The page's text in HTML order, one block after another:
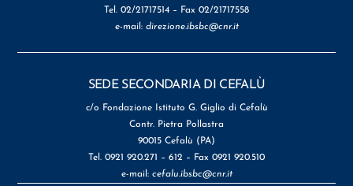
Tel. 02/21717514 – Fax 02/21717558
e-mail: direzione.ibsbc@cnr.it
SEDE SECONDARIA DI CEFALÙ
c/o Fondazione Istituto G. Giglio di Cefalù
Contr. Pietra Pollastra
90015 Cefalù (PA)
Tel. 0921 920.271 – 612 – Fax 0921 920.510
e-mail: cefalu.ibsbc@cnr.it